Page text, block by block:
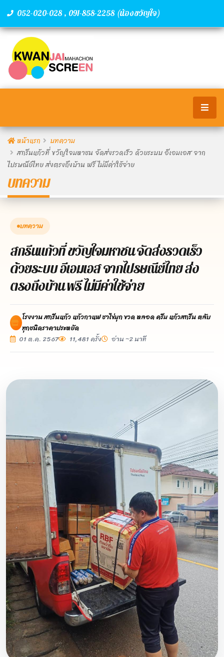
052-020-028 , 091-858-2258 (น้องขวัญใจ)
หน้าแรก
บทความ
สกรีนแก้วที่ ขวัญใจมหาชน จัดส่งรวดเร็ว ด้วยระบบ อีเอมเอส จาก
ไปรษณีย์ไทย ส่งตรงถึงบ้าน ฟรี ไม่มีค่าใช้จ่าย
บทความ
บทความ
สกรีนแก้วที่ ขวัญใจมหาชน จัดส่งรวดเร็ว
ด้วยระบบ อีเอมเอส จากไปรษณีย์ไทย ส่ง
ตรงถึงบ้าน ฟรี ไม่มีค่าใช้จ่าย
โรงงาน สกรีนแก้ว แก้วกาแฟ ชาไข่มุก ขวด หลอด ครีม แก้วสกรีน ตลับ
ทุกชนิดราคาประหยัด
01 ต.ค. 2567
11,481 ครั้ง อ่าน ~2 นาที